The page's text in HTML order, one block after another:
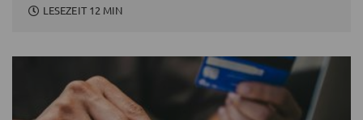
Risiko zumindest verringern und Ihre Daten und Ihr Geld
LESEZEIT 12 MIN